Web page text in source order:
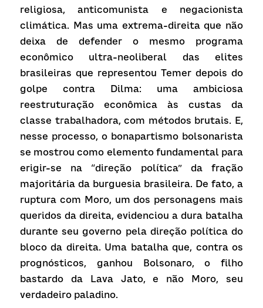
religiosa, anticomunista e negacionista
climática. Mas uma extrema-direita que não
deixa de defender o mesmo programa
econômico ultra-neoliberal das elites
brasileiras que representou Temer depois do
golpe contra Dilma: uma ambiciosa
reestruturação econômica às custas da
classe trabalhadora, com métodos brutais. E,
nesse processo, o bonapartismo bolsonarista
se mostrou como elemento fundamental para
erigir-se na “direção política” da fração
majoritária da burguesia brasileira. De fato, a
ruptura com Moro, um dos personagens mais
queridos da direita, evidenciou a dura batalha
durante seu governo pela direção política do
bloco da direita. Uma batalha que, contra os
prognósticos, ganhou Bolsonaro, o filho
bastardo da Lava Jato, e não Moro, seu
verdadeiro paladino.